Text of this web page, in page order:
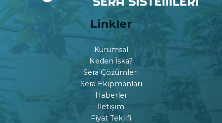
Linkler
Kurumsal
Neden İska?
Sera Çözümleri
Sera Ekipmanları
Haberler
İletişim
Fiyat Teklifi